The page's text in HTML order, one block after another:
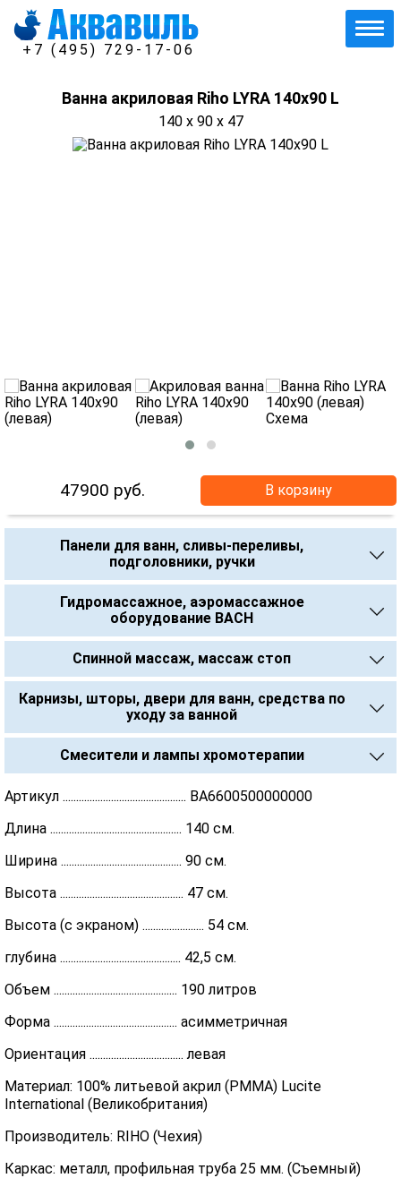
+7 (495) 729-17-06
Ванна акриловая Riho LYRA 140x90 L
140 x 90 x 47
47900 руб. В корзину
Панели для ванн, сливы-переливы,
подголовники, ручки
Гидромассажное, аэромассажное
оборудование BACH
Спинной массаж, массаж стоп
Карнизы, шторы, двери для ванн, средства по
уходу за ванной
Смесители и лампы хромотерапии
Артикул .............................................. BA6600500000000
Длина ................................................. 140 см.
Ширина ............................................. 90 см.
Высота .............................................. 47 см.
Высота (с экраном) ....................... 54 см.
глубина ............................................. 42,5 см.
Объем .............................................. 190 литров
Форма .............................................. асимметричная
Ориентация ................................... левая
Материал: 100% литьевой акрил (PMMA) Lucite
International (Великобритания)
Производитель: RIHO (Чехия)
Каркас: металл, профильная труба 25 мм. (Съемный)